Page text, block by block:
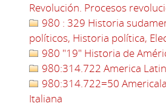
Revolución. Procesos
980 : 329 Historia
políticos, Historia política,
980 "19" Historia de
980:314.722 America
980:314.722=50
Italiana